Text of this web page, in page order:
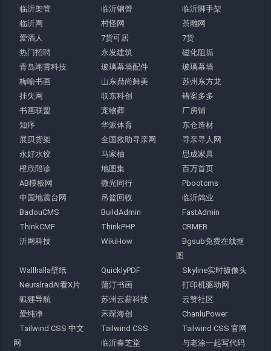
临沂架管
临沂钢管
临沂脚手架
临沂网
村怪网
茶雕网
爱酒人
7货可居
7货
热门招聘
永发建筑
磁化阻垢
青岛翊霄科技
玻璃幕墙配件
玻璃幕墙
梅喻书画
山东鼎尚舞美
苏州东方龙
挂失网
联东科创
错案多多
书画联盟
宠物葬
厂房铺
知序
华派体育
东仓造材
展贝货架
全国救助寻亲网
寻亲寻人网
永好水饺
马家柚
思成家具
橙欣陪诊
地图集
百万首页
AB模板网
微光同行
Pbootcms
中国地震台网
吊篮回收
临沂鸽业
BadouCMS
BuildAdmin
FastAdmin
ThinkCMF
ThinkPHP
CRMEB
沂网科技
WikiHow
Bgsub免费在线抠
图
Wallhalla壁纸
QuicklyPDF
Skyline实时摄像头
NeuralradAI看X片
蒲汀书画
打印机驱动网
狐狸导航
苏州云薪科技
云赞社区
爱纯净
禾琛海创
ChanluPower
Tailwind CSS 中文
网
Tailwind CSS
Tailwind CSS 官网
临沂春芝堂
与老涂一起写代码